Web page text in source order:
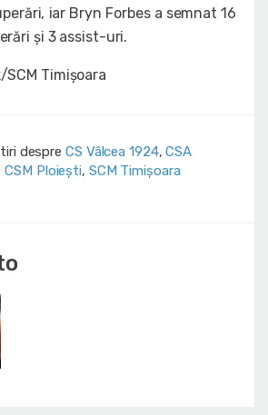
iar Bryn Forbes a semnat 16
și 3 assist-uri.
Timișoara
despre CS Vâlcea 1924,CSA
CSM Ploiești, SCM Timișoara